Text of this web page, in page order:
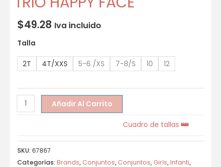
$49.28 Iva incluido
Talla
2T 4T/XXS 5-6 /XS 7-8/S 10 12
Añadir Al Carrito
Cuadro de tallas
SKU: 67867
Categorías: Brands, Conjuntos, Conjuntos, Girls,Infanti,